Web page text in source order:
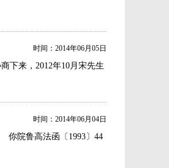
时间：2014年06月05日
下来，2012年10月宋先生
时间：2014年06月04日
院鲁高法函〔1993〕44